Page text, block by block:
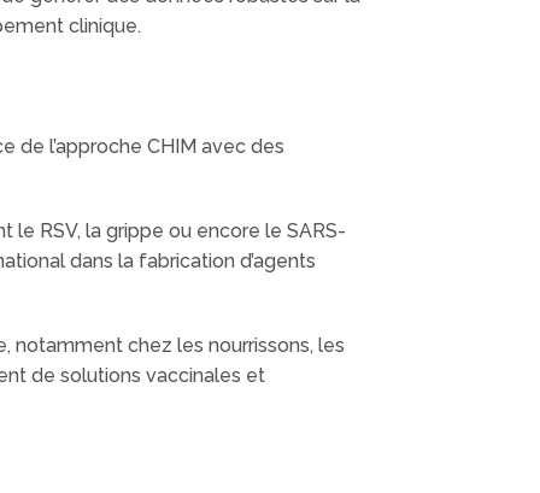
clinique.
de l’approche CHIM avec des
le RSV, la grippe ou encore le SARS-
dans la fabrication d’agents
notamment chez les nourrissons, les
de solutions vaccinales et